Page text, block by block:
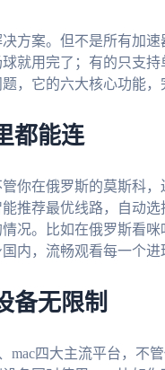
方案。但不是所有加
就用完了；有的只支
，它的六大核心功能，
都能连
你在俄罗斯的莫斯科
推荐最优线路，自动选
况。比如在俄罗斯看咪
内，流畅观看每一个进
备无限制
mac四大主流平台，不